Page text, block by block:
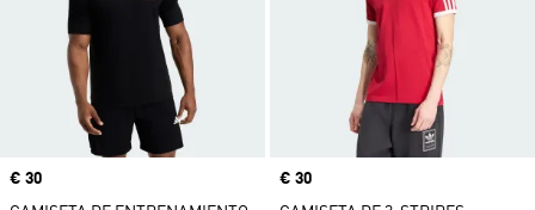
Precio
€ 30
Precio
€ 30